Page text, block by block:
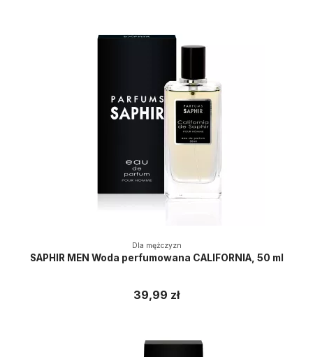
Dla mężczyzn
SAPHIR MEN Woda perfumowana CALIFORNIA, 50 ml
39,99 zł